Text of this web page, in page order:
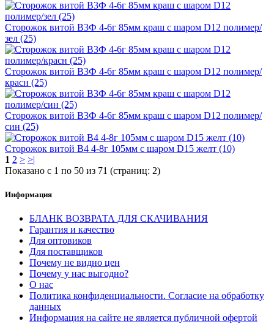
Сторожок витой В3Ф 4-6г 85мм краш с шаром D12 полимер/
зел (25)
Сторожок витой В3Ф 4-6г 85мм краш с шаром D12 полимер/
красн (25)
Сторожок витой В3Ф 4-6г 85мм краш с шаром D12 полимер/
син (25)
Сторожок витой В4 4-8г 105мм с шаром D15 желт (10)
1 2 > >|
Показано с 1 по 50 из 71 (страниц: 2)
Информация
БЛАНК ВОЗВРАТА ДЛЯ СКАЧИВАНИЯ
Гарантия и качество
Для оптовиков
Для поставщиков
Почему не видно цен
Почему у нас выгодно?
О нас
Политика конфиденциальности. Согласие на обработку
данных
Информация на сайте не является публичной офертой